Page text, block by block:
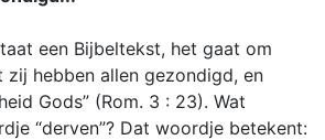
een Bijbeltekst, het gaat om
zij hebben allen gezondigd, en
Gods” (Rom. 3 : 23). Wat
“derven”? Dat woordje betekent: